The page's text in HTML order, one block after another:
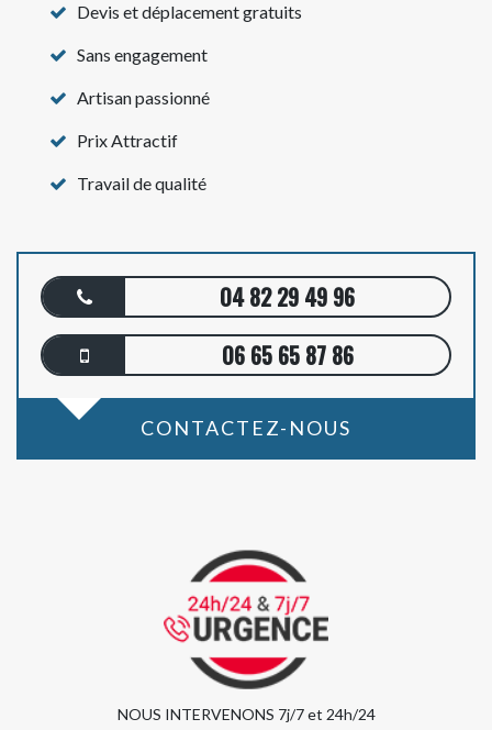
Devis et déplacement gratuits
Sans engagement
Artisan passionné
Prix Attractif
Travail de qualité
04 82 29 49 96
06 65 65 87 86
CONTACTEZ-NOUS
NOUS INTERVENONS 7j/7 et 24h/24